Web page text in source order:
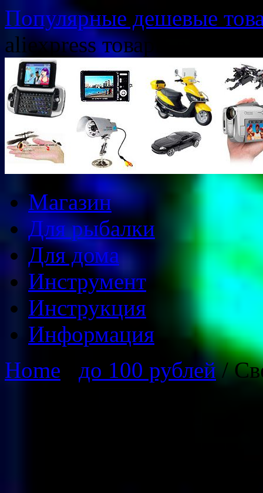
Популярные дешевые
aliexpress товары
Перейти
содержимому
Магазин
Для рыбалки
Для дома
Инструмент
Инструкция
Информация
Home
до 100 рублей/